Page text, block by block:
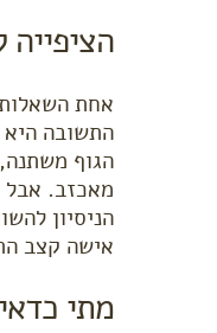
אחת
התשובה היא
הגוף
מאכזב. אבל
הניסיון
אישה קצב
מתי